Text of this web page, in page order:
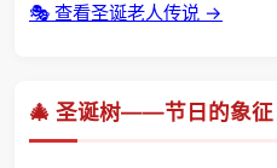
🎭 查看圣诞老人传说 →
🎄 圣诞树——节日的象征